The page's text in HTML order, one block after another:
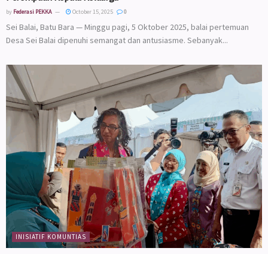
by Federasi PEKKA October 15, 2025 0
Sei Balai, Batu Bara — Minggu pagi, 5 Oktober 2025, balai pertemuan
Desa Sei Balai dipenuhi semangat dan antusiasme. Sebanyak...
INISIATIF KOMUNTIAS